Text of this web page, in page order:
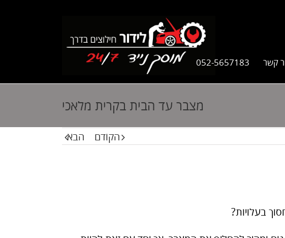
קשר 052-5657183
מצבר עד הבית בקרית מלאכי
הקודם הבא
בעלויות?